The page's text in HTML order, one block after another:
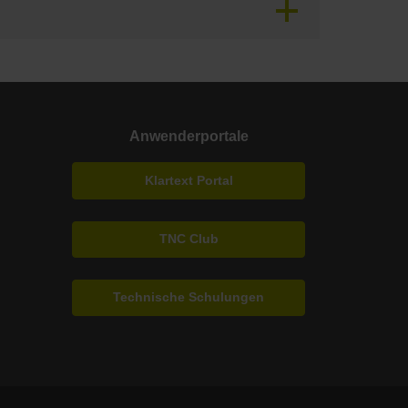
Anwenderportale
Klartext Portal
TNC Club
Technische Schulungen